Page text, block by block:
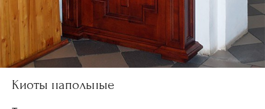
Киоты напольные